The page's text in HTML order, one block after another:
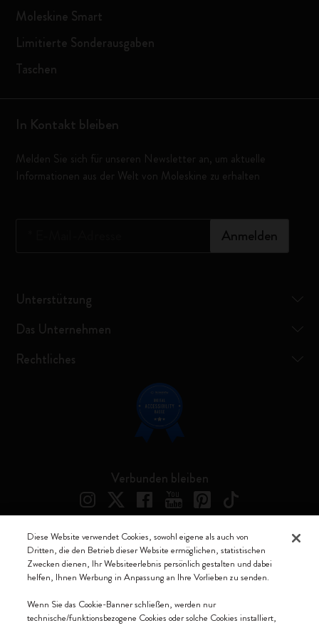
Moleskine Smart
Limitierte Sonderausgaben
Taschen
In Kontakt bleiben
Melden Sie sich für unseren Newsletter an, um aktuelle
Informationen aus der Welt von Moleskine zu erhalten
Anmelden
Unterstützung
Das Unternehmen
Rechtliches
Verbunden bleiben
Moleskine ® ist ein eingetragenes Warenzeichen von Moleskine Srl a
socio unico
Italia - P. IVA / CCIAA n. 07234480965 - REA MI 1945400 - Cap.
Soc. €2.181.513,42
Diese Website verwendet Cookies, sowohl eigene als auch von
Dritten, die den Betrieb dieser Website ermöglichen, statistischen
Zwecken dienen, Ihr Websiteerlebnis persönlich gestalten und dabei
helfen, Ihnen Werbung in Anpassung an Ihre Vorlieben zu senden.
Wenn Sie das Cookie-Banner schließen, werden nur
technische/funktionsbezogene Cookies oder solche Cookies installiert,